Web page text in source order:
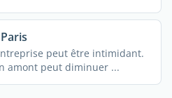
peut être intimidant.
amont peut diminuer ...